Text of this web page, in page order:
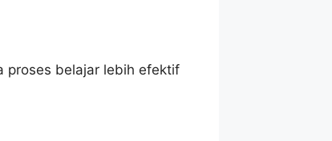
proses belajar lebih efektif